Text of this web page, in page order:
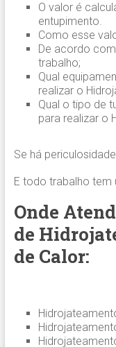
O valor é
entupimento.
Como esse
De acordo
trabalho;
Qual
realizar o
Qual o tipo de
para realizar o
Se há
E todo trabalho tem
Onde
de
de Calor: